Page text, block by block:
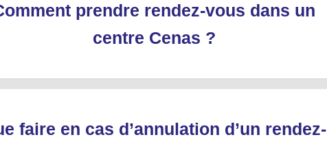
prendre rendez-vous dans un
centre Cenas ?
faire en cas d’annulation d’un rendez-